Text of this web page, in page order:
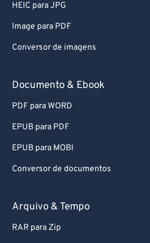
HEIC para JPG
Image para PDF
Conversor de imagens
Documento & Ebook
PDF para WORD
EPUB para PDF
EPUB para MOBI
Conversor de documentos
Arquivo & Tempo
RAR para Zip